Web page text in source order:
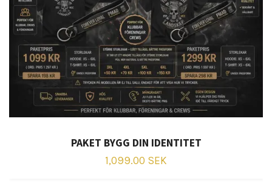
PAKET BYGG DIN IDENTITET
1,099.00 SEK